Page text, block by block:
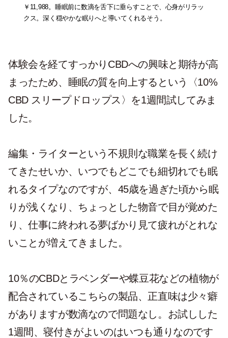
￥11,988。睡眠前に数滴を舌下に垂らすことで、心身がリラッ
クス。深く穏やかな眠りへと導いてくれるそう。
体験会を経てすっかりCBDへの興味と期待が高
まったため、睡眠の質を向上するという〈10%
CBD スリープドロップス〉を1週間試してみま
した。
編集・ライターという不規則な職業を長く続け
てきたせいか、いつでもどこでも細切れでも眠
れるタイプなのですが、45歳を過ぎた頃から眠
りが浅くなり、ちょっとした物音で目が覚めた
り、仕事に終われる夢ばかり見て疲れがとれな
いことが増えてきました。
10％のCBDとラベンダーや蝶豆花などの植物が
配合されているこちらの製品、正直味は少々癖
がありますが数滴なので問題なし。お試しした
1週間、寝付きがよいのはいつも通りなのです